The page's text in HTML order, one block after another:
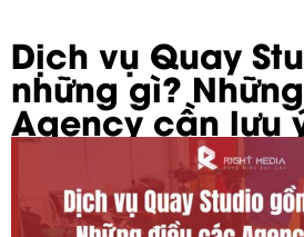
Dịch vụ Quay
những gì?
Agency cần lưu